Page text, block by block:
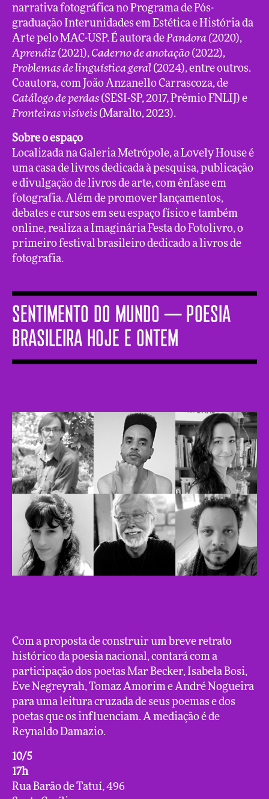
narrativa fotográfica no Programa de Pós-
graduação Interunidades em Estética e História da
Arte pelo MAC-USP. É autora dePandora (2020),
Aprendiz (2021), Caderno de anotação (2022),
Problemas de linguística geral (2024), entre outros.
Coautora, com João Anzanello Carrascoza, de
Catálogo de perdas (SESI-SP, 2017, Prêmio FNLIJ) e
Fronteiras visíveis (Maralto, 2023).
Sobre o espaço
Localizada na Galeria Metrópole, a Lovely House é
uma casa de livros dedicada à pesquisa, publicação
e divulgação de livros de arte, com ênfase em
fotografia. Além de promover lançamentos,
debates e cursos em seu espaço físico e também
online, realiza a Imaginária Festa do Fotolivro, o
primeiro festival brasileiro dedicado a livros de
fotografia.
SENTIMENTO DO MUNDO ─ Poesia
brasileira hoje e ontem
Com a proposta de construir um breve retrato
histórico da poesia nacional, contará com a
participação dos poetas Mar Becker, Isabela Bosi,
Eve Negreyrah, Tomaz Amorim e André Nogueira
para uma leitura cruzada de seus poemas e dos
poetas que os influenciam. A mediação é de
Reynaldo Damazio.
10/5
17h
Rua Barão de Tatuí, 496